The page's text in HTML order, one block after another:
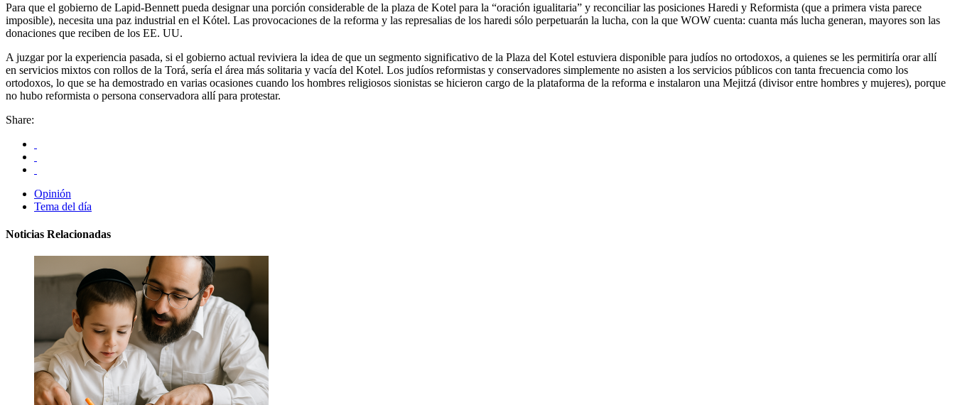
Para que el gobierno de Lapid-Bennett pueda designar una porción considerable de la plaza de Kotel para la “oración igualitaria” y reconciliar las posiciones Haredi y Reformista (que a primera vista parece
imposible), necesita una paz industrial en el Kótel. Las provocaciones de la reforma y las represalias de los haredi sólo perpetuarán la lucha, con la que WOW cuenta: cuanta más lucha generan, mayores son las
donaciones que reciben de los EE. UU.
A juzgar por la experiencia pasada, si el gobierno actual reviviera la idea de que un segmento significativo de la Plaza del Kotel estuviera disponible para judíos no ortodoxos, a quienes se les permitiría orar allí
en servicios mixtos con rollos de la Torá, sería el área más solitaria y vacía del Kotel. Los judíos reformistas y conservadores simplemente no asisten a los servicios públicos con tanta frecuencia como los
ortodoxos, lo que se ha demostrado en varias ocasiones cuando los hombres religiosos sionistas se hicieron cargo de la plataforma de la reforma e instalaron una Mejitzá (divisor entre hombres y mujeres), porque
no hubo reformista o persona conservadora allí para protestar.
Share:
Opinión
Tema del día
Noticias Relacionadas